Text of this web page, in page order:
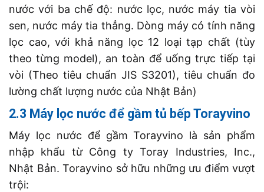
nước với ba chế độ: nước lọc, nước máy tia vòi
sen, nước máy tia thẳng. Dòng máy có tính năng
lọc cao, với khả năng lọc 12 loại tạp chất (tùy
theo từng model), an toàn để uống trực tiếp tại
vòi (Theo tiêu chuẩn JIS S3201), tiêu chuẩn đo
lường chất lượng nước của Nhật Bản)
2.3 Máy lọc nước để gầm tủ bếp Torayvino
Máy lọc nước để gầm Torayvino là sản phẩm
nhập khẩu từ Công ty Toray Industries, Inc.,
Nhật Bản. Torayvino sở hữu những ưu điểm vượt
trội: